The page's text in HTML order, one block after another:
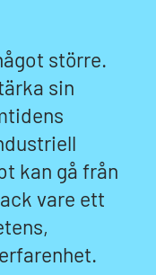
större.
sin
kan gå från
vare ett